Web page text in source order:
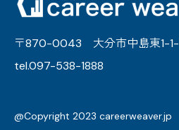
〒870-0043 大分市中島東1-1-
tel.097-538-1888
@Copyright 2023 careerweaver.jp